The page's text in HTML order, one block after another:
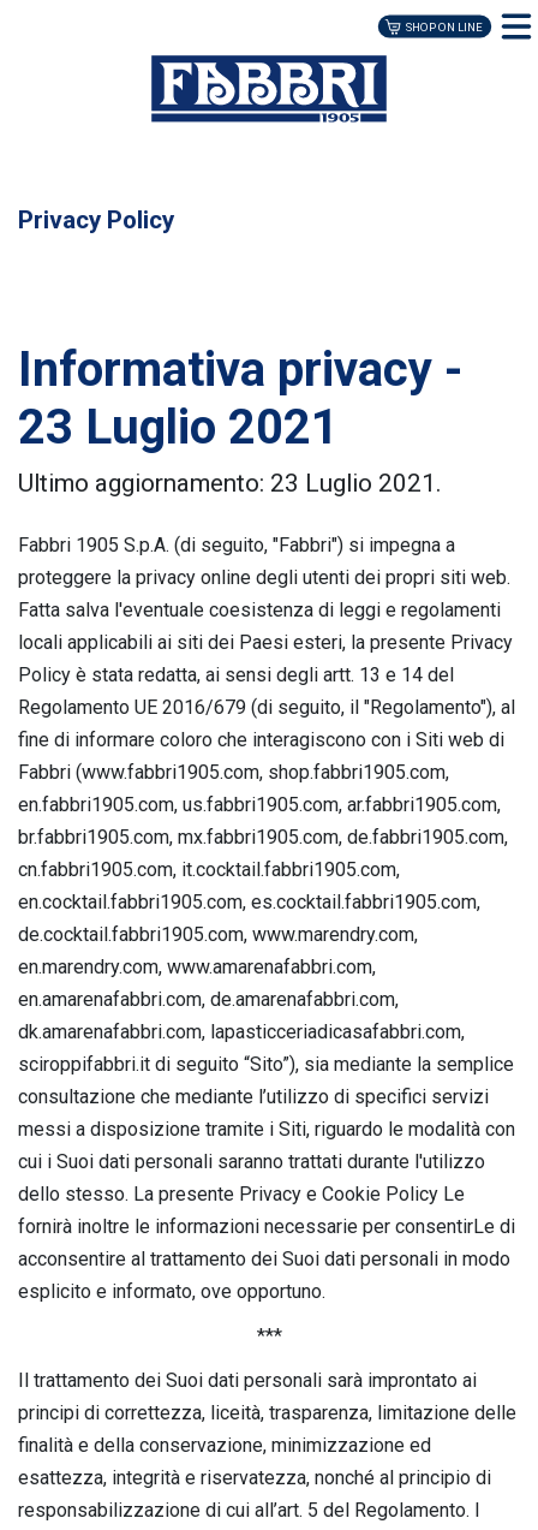
Privacy Policy
Informativa privacy -
23 Luglio 2021
Ultimo aggiornamento: 23 Luglio 2021.
Fabbri 1905 S.p.A. (di seguito, "Fabbri") si impegna a
proteggere la privacy online degli utenti dei propri siti web.
Fatta salva l'eventuale coesistenza di leggi e regolamenti
locali applicabili ai siti dei Paesi esteri, la presente Privacy
Policy è stata redatta, ai sensi degli artt. 13 e 14 del
Regolamento UE 2016/679 (di seguito, il "Regolamento"), al
fine di informare coloro che interagiscono con i Siti web di
Fabbri (www.fabbri1905.com, shop.fabbri1905.com,
en.fabbri1905.com, us.fabbri1905.com, ar.fabbri1905.com,
br.fabbri1905.com, mx.fabbri1905.com, de.fabbri1905.com,
cn.fabbri1905.com, it.cocktail.fabbri1905.com,
en.cocktail.fabbri1905.com, es.cocktail.fabbri1905.com,
de.cocktail.fabbri1905.com, www.marendry.com,
en.marendry.com, www.amarenafabbri.com,
en.amarenafabbri.com, de.amarenafabbri.com,
dk.amarenafabbri.com, lapasticceriadicasafabbri.com,
sciroppifabbri.it di seguito “Sito”), sia mediante la semplice
consultazione che mediante l’utilizzo di specifici servizi
messi a disposizione tramite i Siti, riguardo le modalità con
cui i Suoi dati personali saranno trattati durante l'utilizzo
dello stesso. La presente Privacy e Cookie Policy Le
fornirà inoltre le informazioni necessarie per consentirLe di
acconsentire al trattamento dei Suoi dati personali in modo
esplicito e informato, ove opportuno.
***
Il trattamento dei Suoi dati personali sarà improntato ai
principi di correttezza, liceità, trasparenza, limitazione delle
finalità e della conservazione, minimizzazione ed
esattezza, integrità e riservatezza, nonché al principio di
responsabilizzazione di cui all’art. 5 del Regolamento. I